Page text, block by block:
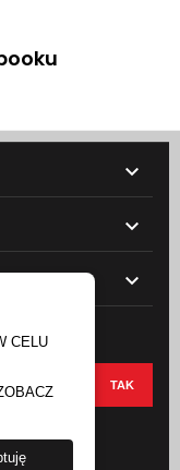



CELU